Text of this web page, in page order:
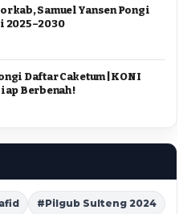
Samuel Yansen Pongi
2025–2030
Daftar Caketum | KONI
Berbenah !
#Pilgub Sulteng 2024